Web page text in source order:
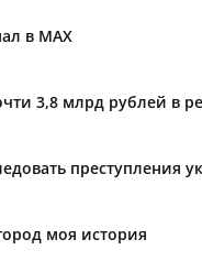
в МАХ
3,8 млрд рублей в
моя история